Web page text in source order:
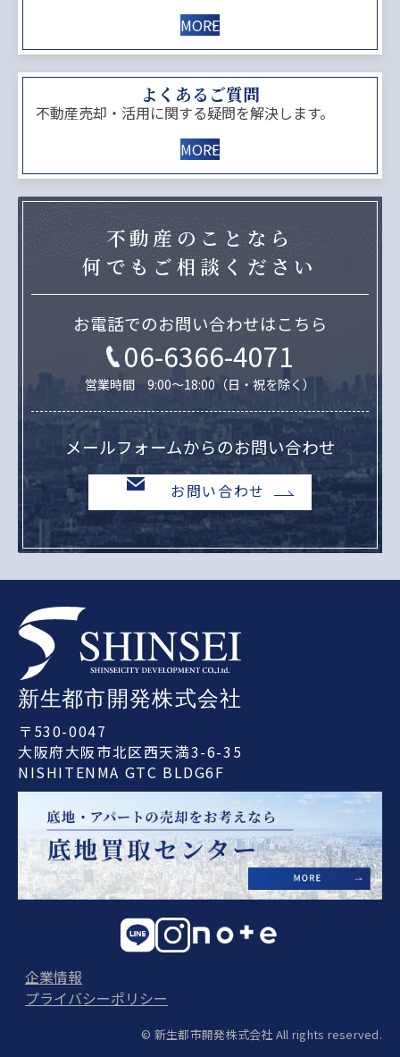
MORE
よくあるご質問
不動産売却・活用に関する疑問を解決します。
MORE
不動産のことなら
何でもご相談ください
お電話でのお問い合わせはこちら
06-6366-4071
営業時間 9:00～18:00（日・祝を除く）
メールフォームからのお問い合わせ
お問い合わせ
〒530-0047
大阪府大阪市北区西天満3-6-35
NISHITENMA GTC BLDG6F
企業情報
プライバシーポリシー
© 新生都市開発株式会社 All rights reserved.